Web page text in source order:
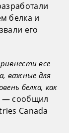
белка и
его
все
важные для
белка, как
— сообщил
Canada